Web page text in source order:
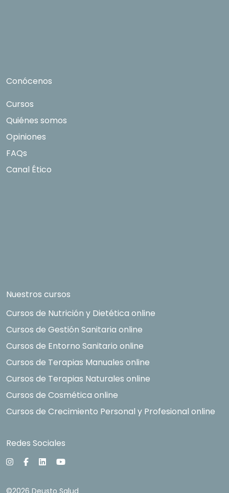
Conócenos
Cursos
Quiénes somos
Opiniones
FAQs
Canal Ético
Nuestros cursos
Cursos de Nutrición y Dietética online
Cursos de Gestión Sanitaria online
Cursos de Entorno Sanitario online
Cursos de Terapias Manuales online
Cursos de Terapias Naturales online
Cursos de Cosmética online
Cursos de Crecimiento Personal y Profesional online
Redes Sociales
©2026 Deusto Salud